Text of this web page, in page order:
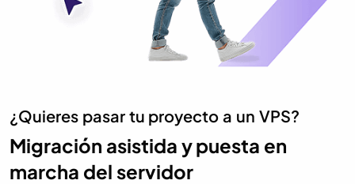
¿Quieres pasar tu proyecto a un VPS?
Migración asistida y puesta en
marcha del servidor